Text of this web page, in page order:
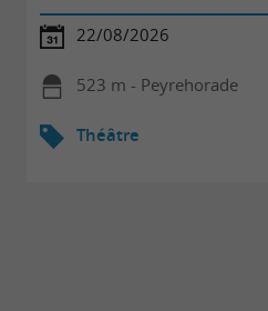
22/08/2026
523 m - Peyrehorade
Théâtre